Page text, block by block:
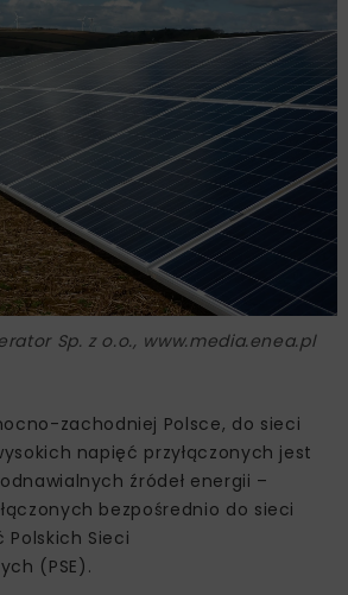
Sp. z o.o., www.media.enea.pl
zachodniej Polsce, do sieci
napięć przyłączonych jest
źródeł energii –
bezpośrednio do sieci
Polskich Sieci
(PSE).